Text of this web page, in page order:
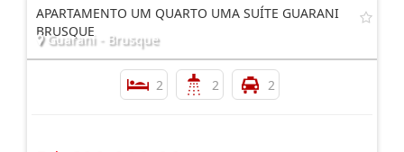
APARTAMENTO UM QUARTO UMA SUÍTE GUARANI
BRUSQUE
Guarani - Brusque
2 2 2